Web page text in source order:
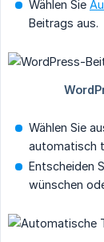
Wählen Sie
Beitrags aus.
Wählen Sie
automatisch
Entscheiden
wünschen